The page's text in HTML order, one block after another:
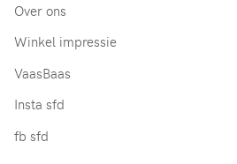
Over ons
Winkel impressie
VaasBaas
Insta sfd
fb sfd